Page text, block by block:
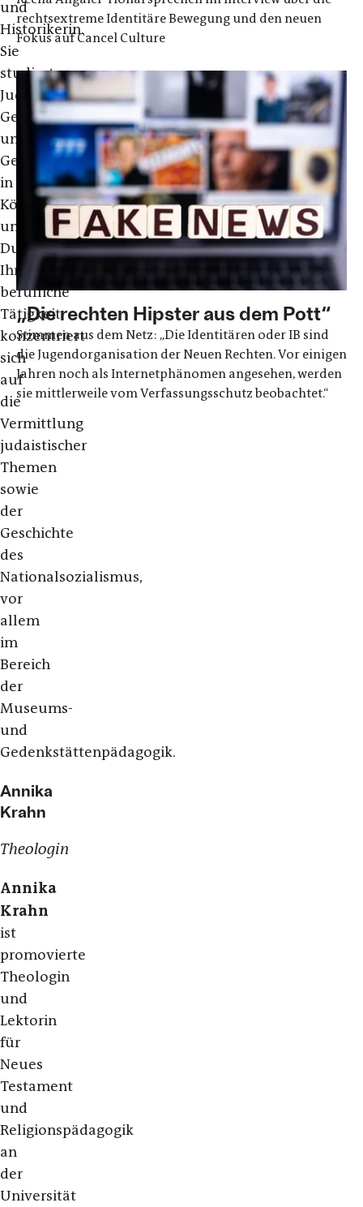
und
Historikerin.
Sie
studierte
Judaistik,
Germanistik
und
Geschichte
in
Köln
und
Durham.
Ihre
berufliche
Tätigkeit
konzentriert
sich
auf
die
Vermittlung
judaistischer
Themen
sowie
der
Geschichte
des
Nationalsozialismus,
vor
allem
im
Bereich
der
Museums-
und
Gedenkstättenpädagogik.
Annika
Krahn
Theologin
Annika
Krahn
ist
promovierte
Theologin
und
Lektorin
für
Neues
Testament
und
Religionspädagogik
an
der
Universität
rechtsextreme Identitäre Bewegung und den neuen
Fokus auf Cancel Culture
„Die rechten Hipster aus dem Pott“
Stimmen aus dem Netz: „Die Identitären oder IB sind
die Jugendorganisation der Neuen Rechten. Vor einigen
Jahren noch als Internetphänomen angesehen, werden
sie mittlerweile vom Verfassungsschutz beobachtet.“